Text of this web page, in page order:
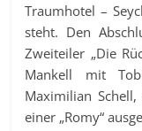
Traumhotel –
steht. Den
Zweiteiler „Die
Mankell mit
Maximilian
einer „Romy“